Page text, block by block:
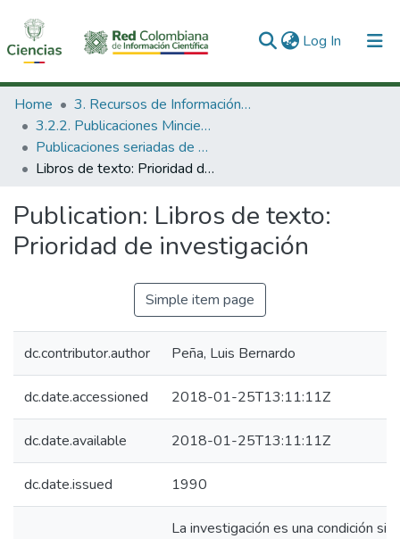
Log In (current)
Communities & Collections
All of DSpace
Statistics
Home
3. Recursos de Información Científica y Tecnológica
3.2.2. Publicaciones Minciencias
Publicaciones seriadas de Minciencias
Libros de texto: Prioridad de investigación
Publication: Libros de texto:
Prioridad de investigación
Simple item page
dc.contributor.author Peña, Luis Bernardo
dc.date.accessioned 2018-01-25T13:11:11Z
dc.date.available 2018-01-25T13:11:11Z
dc.date.issued 1990
La investigación es una condición